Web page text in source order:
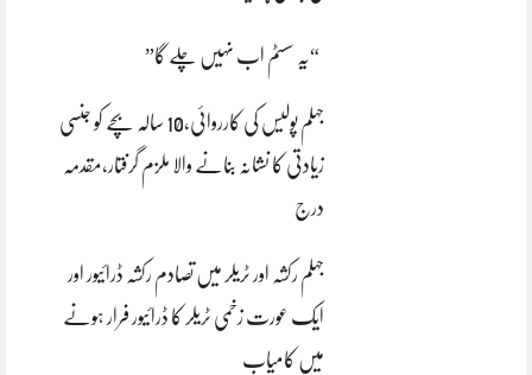
“یہ سسٹم اب نہیں چلے گا”
جہلم پولیس کی کارروائی،10 سالہ بچے کو جنسی
زیادتی کا نشانہ بنانے والا ملزم گرفتار،مقدمہ
درج
جہلم رکشہ اور ٹریلر میں تصادم رکشہ ڈرائیور اور
ایک عورت زخمی ٹریلر کا ڈرائیور فرار ہونے
میں کامیاب